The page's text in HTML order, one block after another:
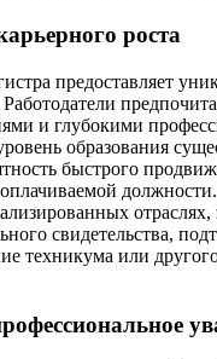
роста
предоставляет
и глубокими
образования
быстрого
отраслях,
свидетельства,
техникума или